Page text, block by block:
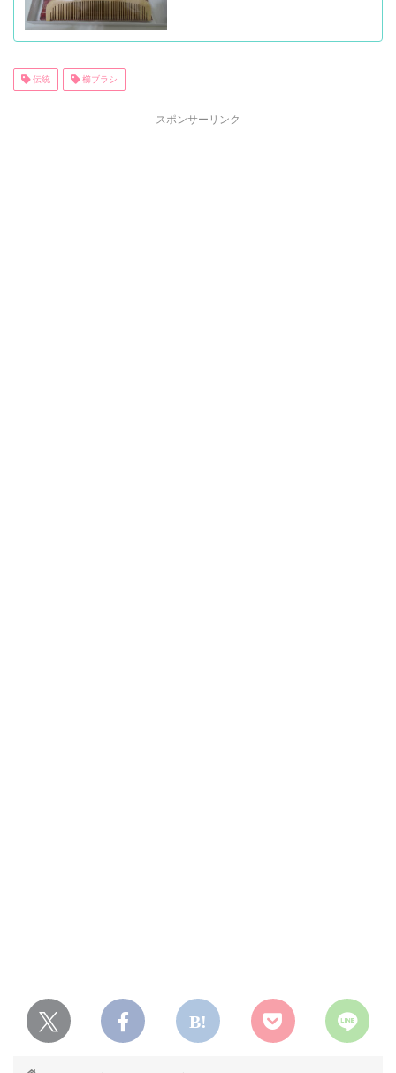
伝統 櫛ブラシ
スポンサーリンク